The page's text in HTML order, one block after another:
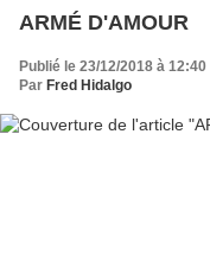
ARMÉ D'AMOUR
Publié le 23/12/2018 à 12:40
Par Fred Hidalgo